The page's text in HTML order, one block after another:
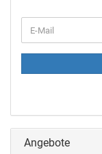
Angebote